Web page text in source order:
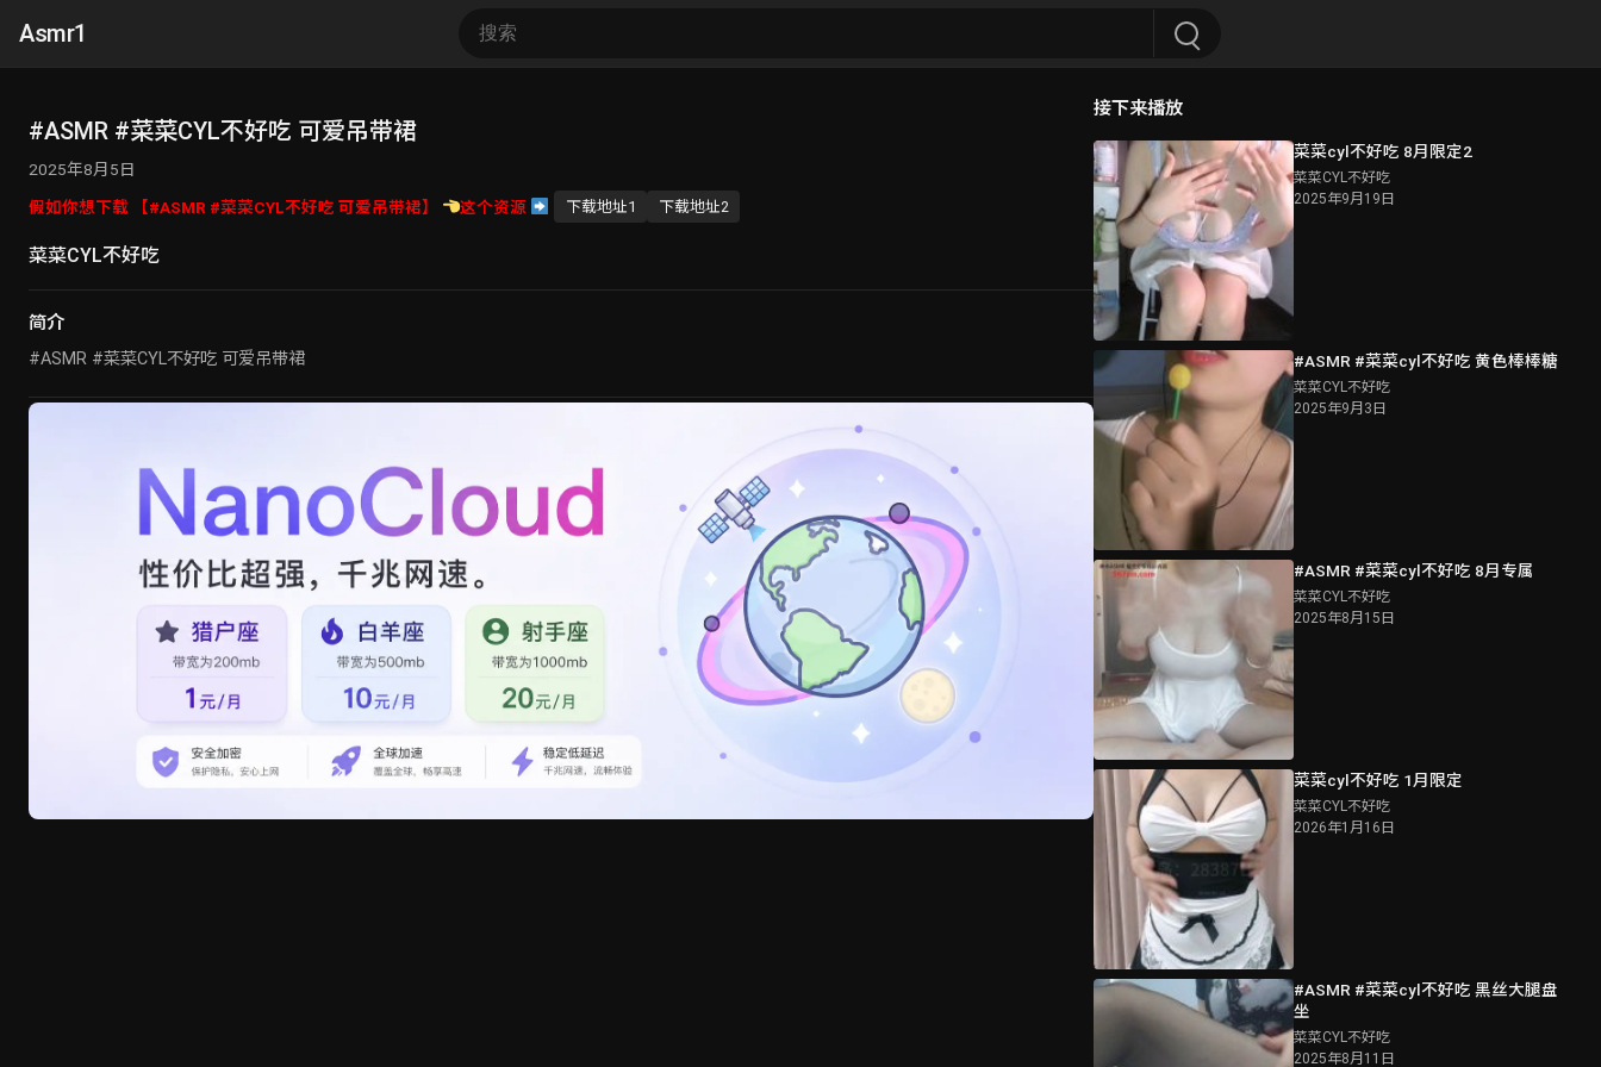
Asmr1
#ASMR #菜菜CYL不好吃 可爱吊带裙
2025年8月5日
假如你想下载 【#ASMR #菜菜CYL不好吃 可爱吊带裙】
这个资源 下载地址1 下载地址2
菜菜CYL不好吃
简介
#ASMR #菜菜CYL不好吃 可爱吊带裙
接下来播放
菜菜cyl不好吃 8月限定2
菜菜CYL不好吃
2025年9月19日
#ASMR #菜菜cyl不好吃 黄色棒棒糖
菜菜CYL不好吃
2025年9月3日
#ASMR #菜菜cyl不好吃 8月专属
菜菜CYL不好吃
2025年8月15日
菜菜cyl不好吃 1月限定
菜菜CYL不好吃
2026年1月16日
#ASMR #菜菜cyl不好吃 黑丝大腿盘
坐
菜菜CYL不好吃
2025年8月11日